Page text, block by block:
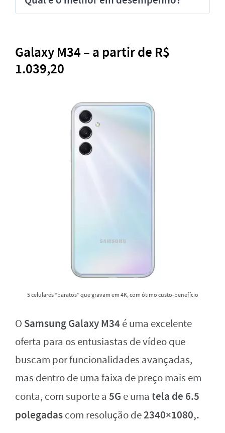
Galaxy M34 – a partir de R$
1.039,20
5 celulares “baratos” que gravam em 4K, com ótimo custo-benefício
O Samsung Galaxy M34é uma excelente
oferta para os entusiastas de vídeo que
buscam por funcionalidades avançadas,
mas dentro de uma faixa de preço mais em
conta, com suporte a 5G e uma tela de 6.5
polegadascom resolução de2340×1080,.